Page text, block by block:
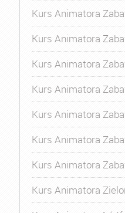
Kurs Animatora
Kurs Animatora
Kurs Animatora
Kurs Animatora
Kurs Animatora
Kurs Animatora
Kurs Animatora
Kurs Animatora